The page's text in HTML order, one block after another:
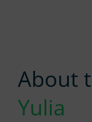
About
Yulia